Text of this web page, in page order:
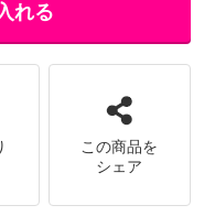
れる
この商品を
シェア